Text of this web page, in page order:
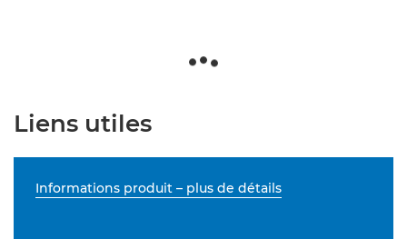
Liens utiles
Informations produit – plus de détails